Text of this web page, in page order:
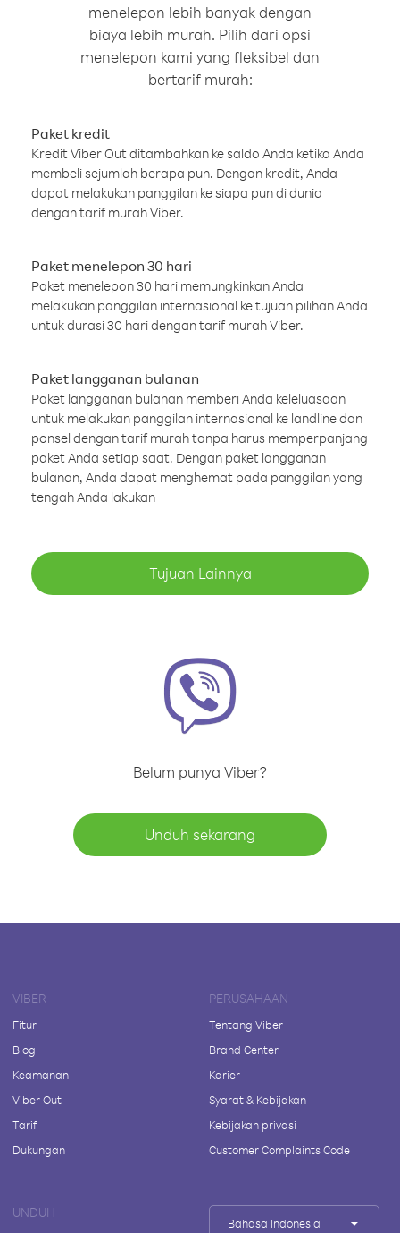
menelepon lebih banyak dengan
biaya lebih murah. Pilih dari opsi
menelepon kami yang fleksibel dan
bertarif murah:
Paket kredit
Kredit Viber Out ditambahkan ke saldo Anda ketika Anda
membeli sejumlah berapa pun. Dengan kredit, Anda
dapat melakukan panggilan ke siapa pun di dunia
dengan tarif murah Viber.
Paket menelepon 30 hari
Paket menelepon 30 hari memungkinkan Anda
melakukan panggilan internasional ke tujuan pilihan Anda
untuk durasi 30 hari dengan tarif murah Viber.
Paket langganan bulanan
Paket langganan bulanan memberi Anda keleluasaan
untuk melakukan panggilan internasional ke landline dan
ponsel dengan tarif murah tanpa harus memperpanjang
paket Anda setiap saat. Dengan paket langganan
bulanan, Anda dapat menghemat pada panggilan yang
tengah Anda lakukan
Tujuan Lainnya
Belum punya Viber?
Unduh sekarang
VIBER
Fitur
Blog
Keamanan
Viber Out
Tarif
Dukungan
PERUSAHAAN
Tentang Viber
Brand Center
Karier
Syarat & Kebijakan
Kebijakan privasi
Customer Complaints Code
UNDUH
Bahasa Indonesia